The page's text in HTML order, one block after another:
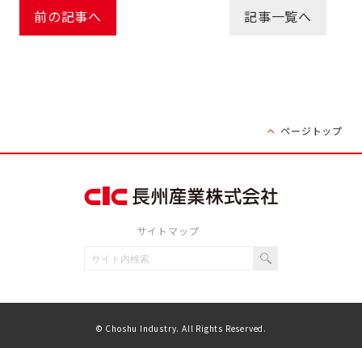
前の記事へ 記事一覧へ
ページトップ
サイトマップ
© Choshu Industry. All Rights Reserved.